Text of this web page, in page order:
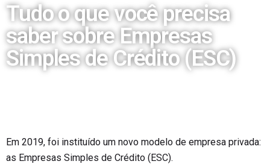
Tudo o que você precisa
saber sobre Empresas
Simples de Crédito (ESC)
Em 2019, foi instituído um novo modelo de empresa privada:
as Empresas Simples de Crédito (ESC).